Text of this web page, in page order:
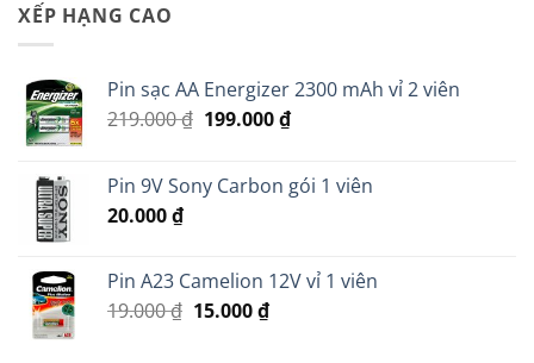
XẾP HẠNG CAO
Pin sạc AA Energizer 2300 mAh vỉ 2 viên
219.000₫ Giá
219.000 ₫.
199.000₫Giá
là:
Pin 9V Sony Carbon gói 1 viên
20.000₫
Pin A23 Camelion 12V vỉ 1 viên
19.000₫ Giá
15.000₫Giá